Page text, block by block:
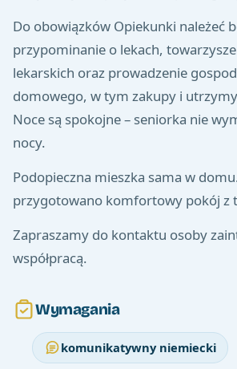
Do obowiązków Opiekunki należeć
przypominanie o lekach,
lekarskich oraz prowadzenie
domowego, w tym zakupy i
Noce są spokojne – seniorka nie
nocy.
Podopieczna mieszka sama w
przygotowano komfortowy pokój z
Zapraszamy do kontaktu osoby
współpracą.
Wymagania
komunikatywny niemiecki